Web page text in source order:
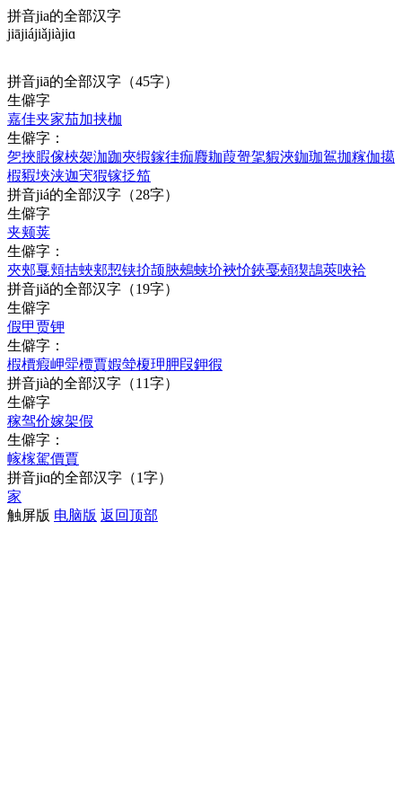
拼音jia的全部汉字
jiājiájiǎjiàjiɑ
拼音jiā的全部汉字 （45字）
生僻字
嘉佳夹家茄加挟枷
生僻字：
乫挾腵傢梜袈泇跏夾犌鎵徍痂麚耞葭哿毠貑浹鉫珈鴐拁糘伽擖
椵豭埉浃迦宊猳镓抸笳
拼音jiá的全部汉字 （28字）
生僻字
夹颊荚
生僻字：
夾郟戛頬拮蛺郏恝铗扴颉脥鵊蛱圿裌忦鋏戞頰猰鴶莢唊袷
拼音jiǎ的全部汉字 （19字）
生僻字
假甲贾钾
生僻字：
椵檟瘕岬斝槚賈婽斚榎玾胛叚鉀徦
拼音jià的全部汉字 （11字）
生僻字
稼驾价嫁架假
生僻字：
幏榢駕價賈
拼音jiɑ的全部汉字 （1字）
家
触屏版 电脑版 返回顶部